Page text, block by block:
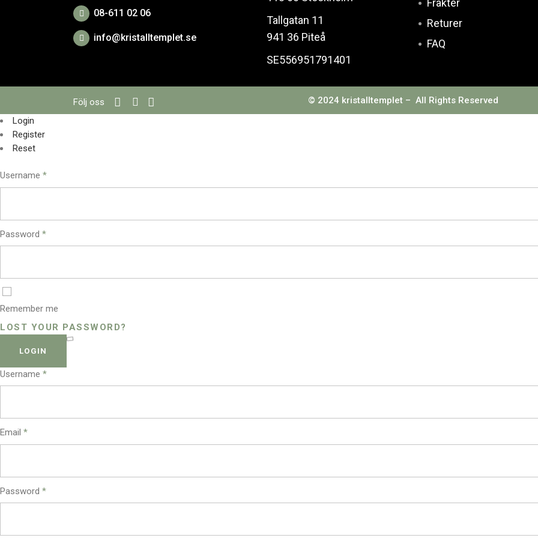
08-611 02 06
info@kristalltemplet.se
Tallgatan 11
941 36 Piteå
SE556951791401
Returer
FAQ
Följ oss © 2024 kristalltemplet – All Rights Reserved
Login
Register
Reset
Username *
Password *
Remember me
LOST YOUR PASSWORD?
LOGIN
Username *
Email *
Password *